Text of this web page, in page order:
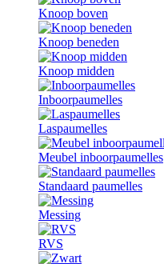
Knoop boven
Knoop beneden
Knoop midden
Inboorpaumelles
Laspaumelles
Meubel inboorpaumelles
Standaard paumelles
Messing
RVS